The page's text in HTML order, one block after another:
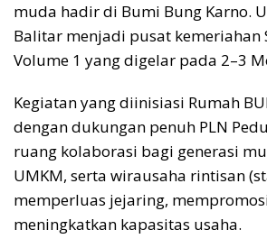
muda hadir di Bumi Bung Karno.
Balitar menjadi pusat kemeriahan
Volume 1 yang digelar pada 2–3
Kegiatan yang diinisiasi Rumah
dengan dukungan penuh PLN
ruang kolaborasi bagi generasi
UMKM, serta wirausaha rintisan
memperluas jejaring,
meningkatkan kapasitas usaha.